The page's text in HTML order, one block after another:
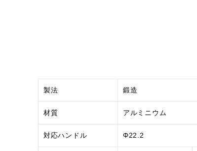
製法 鍛造
材質 アルミニウム
対応ハンドル Φ22.2